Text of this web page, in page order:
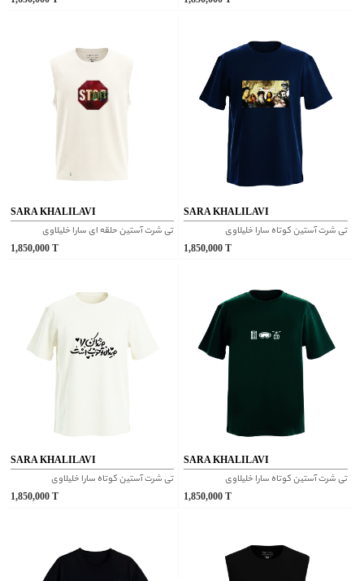
SARA KHALILAVI
تی شرت آستین حلقه ای سارا خلیلاوی
1,850,000T
SARA KHALILAVI
تی شرت آستین کوتاه سارا خلیلاوی
1,850,000 T
SARA KHALILAVI
تی شرت آستین کوتاه سارا خلیلاوی
1,850,000T
SARA KHALILAVI
تی شرت آستین کوتاه سارا خلیلاوی
1,850,000 T